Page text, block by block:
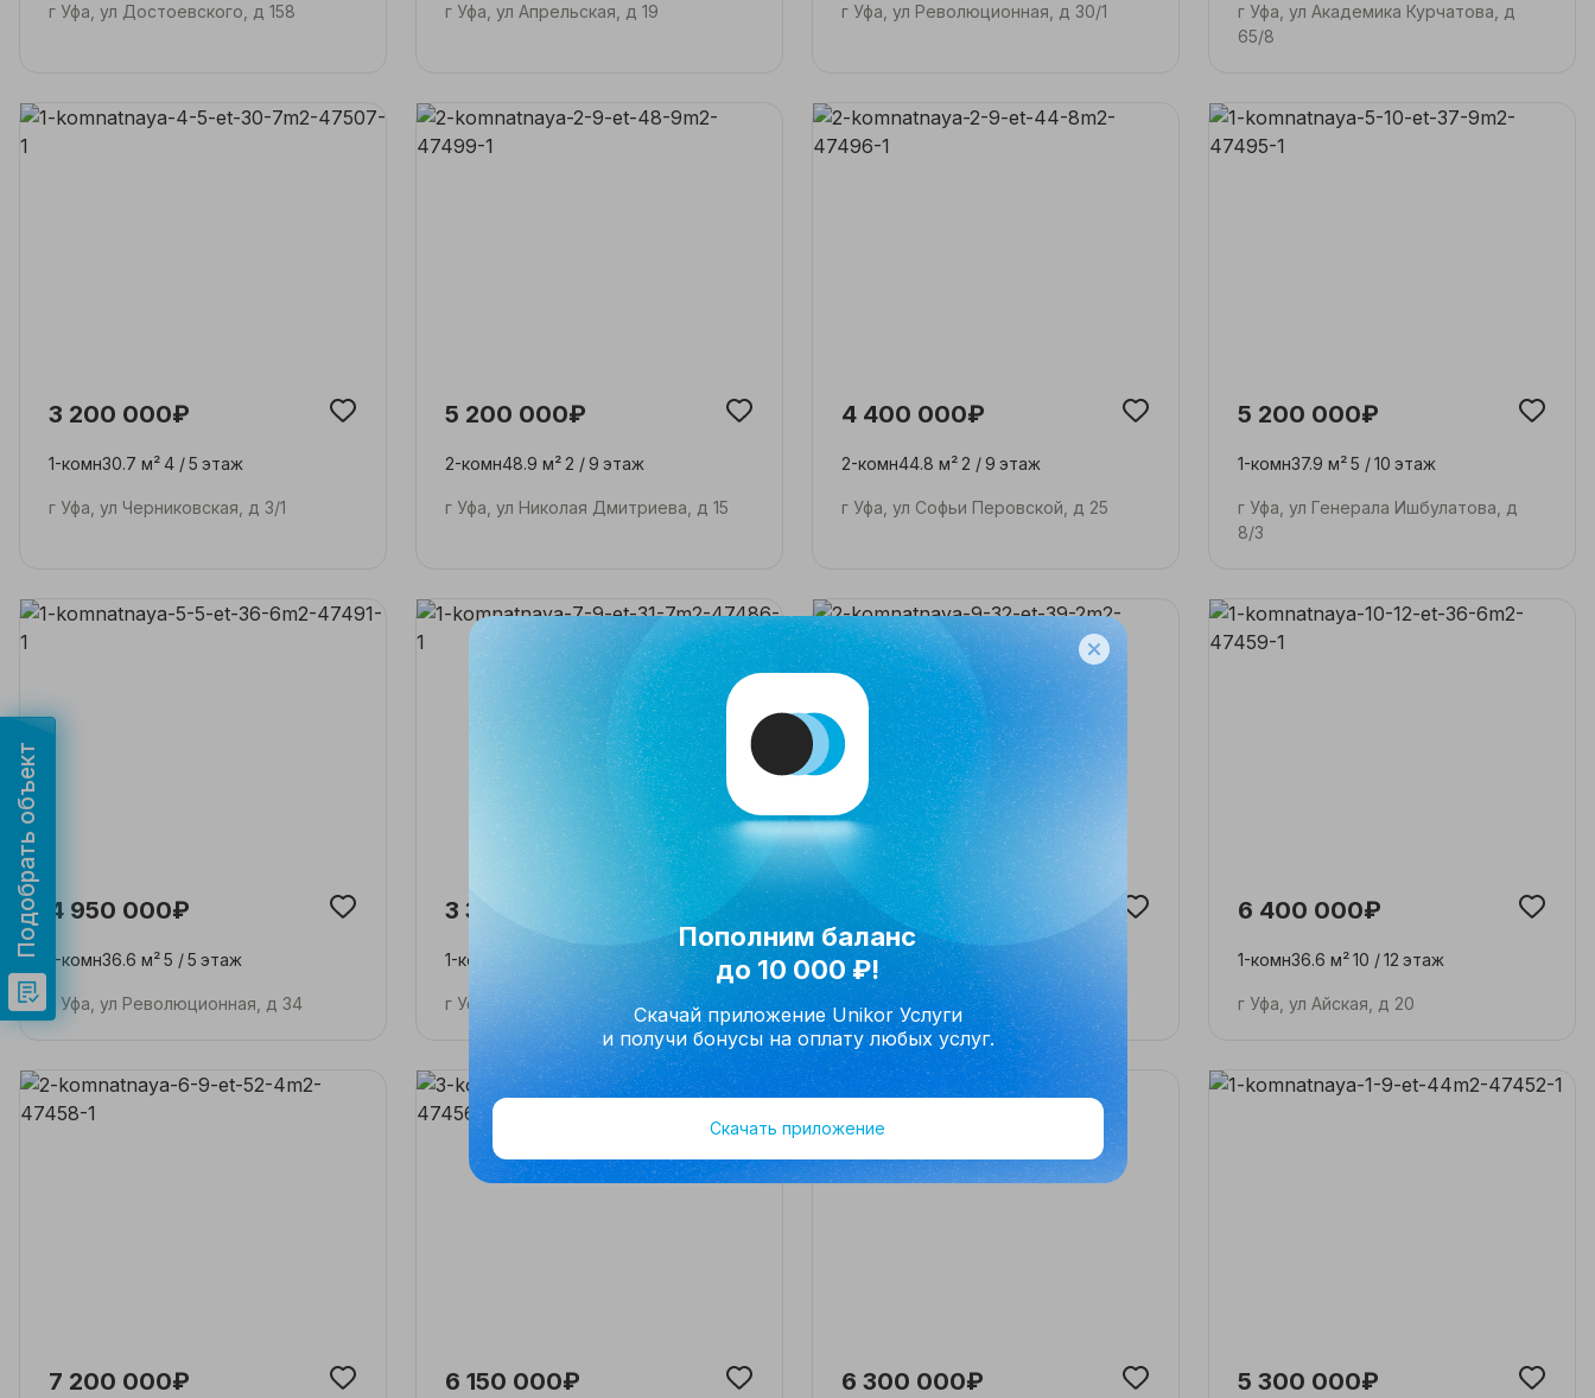
г Уфа, ул Достоевского, д 158 г Уфа, ул Апрельская, д 19 г Уфа, ул Революционная, д 30/1
г Уфа, ул Академика Курчатова, д
65/8
3 200 000₽
1-комн30.7 м²4 /5 этаж
г Уфа, ул Черниковская, д 3/1
5 200 000₽
2-комн48.9 м² 2 /9 этаж
г Уфа, ул Николая Дмитриева, д 15
4 400 000₽
2-комн44.8 м² 2 /9 этаж
г Уфа, ул Софьи Перовской, д 25
5 200 000₽
1-комн37.9 м²5 /10 этаж
г Уфа, ул Генерала Ишбулатова, д
8/3
4 950 000₽
1-комн36.6 м²5 /5 этаж
г Уфа, ул Революционная, д 34
3 300 000₽
1-комн 31.7 м² 7 / 9 этаж
г Уфа, ул Ивана Спатара, д 14
11 900 000₽
2-комн39.2 м²9 / 32 этаж
г Уфа, б-р Ибрагимова, д 90/2
6 400 000₽
1-комн36.6 м²10 /12 этаж
г Уфа, ул Айская, д 20
7 200 000₽ 6 150 000₽ 6 300 000₽ 5 300 000₽
Подобрать объект
Пополним баланс
до 10 000 ₽!
Скачай приложение Unikor Услуги
и получи бонусы на оплату любых услуг.
Скачать приложение